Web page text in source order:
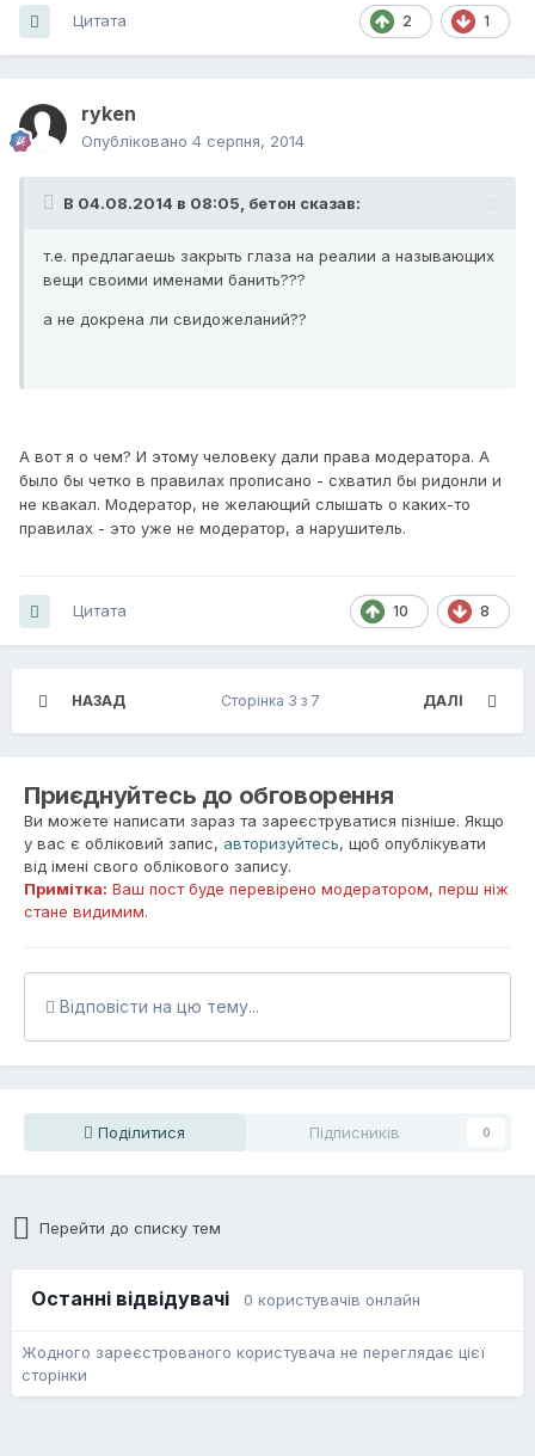
2 1
Цитата
ryken
Опубліковано 4 серпня, 2014
В 04.08.2014 в 08:05, бетон сказав:
т.е. предлагаешь закрыть глаза на реалии а называющих
вещи своими именами банить???
а не докрена ли свидожеланий??
А вот я о чем? И этому человеку дали права модератора. А
было бы четко в правилах прописано - схватил бы ридонли и
не квакал. Модератор, не желающий слышать о каких-то
правилах - это уже не модератор, а нарушитель.
10 8
Цитата
НАЗАД ДАЛІ
Сторінка 3 з 7
Приєднуйтесь до обговорення
Ви можете написати зараз та зареєструватися пізніше. Якщо
у вас є обліковий запис, авторизуйтесь, щоб опублікувати
від імені свого облікового запису.
Примітка: Ваш пост буде перевірено модератором, перш ніж
стане видимим.
Відповісти на цю тему...
Поділитися Підписників 0
Перейти до списку тем
Останні відвідувачі 0 користувачів онлайн
Жодного зареєстрованого користувача не переглядає цієї
сторінки